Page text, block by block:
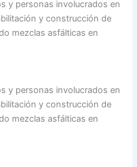
y personas involucrados en
y construcción de
mezclas asfálticas en
y personas involucrados en
y construcción de
mezclas asfálticas en